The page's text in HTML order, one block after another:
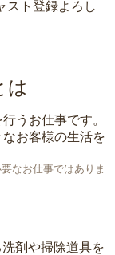
スト登録よろし
は
行うお仕事です。
お客様の生活を
なお仕事ではありま
剤や掃除道具を